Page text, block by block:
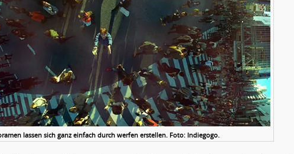
lassen sich ganz einfach durch werfen erstellen. Foto: Indiegogo.